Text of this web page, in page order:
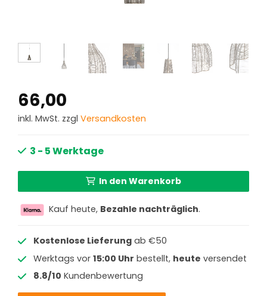
66,00
inkl. MwSt. zzgl Versandkosten
3 - 5 Werktage
In den Warenkorb
Kauf heute, Bezahle nachträglich.
Kostenlose Lieferungab €50
Werktags vor 15:00 Uhr bestellt, heute versendet
8.8/10 Kundenbewertung